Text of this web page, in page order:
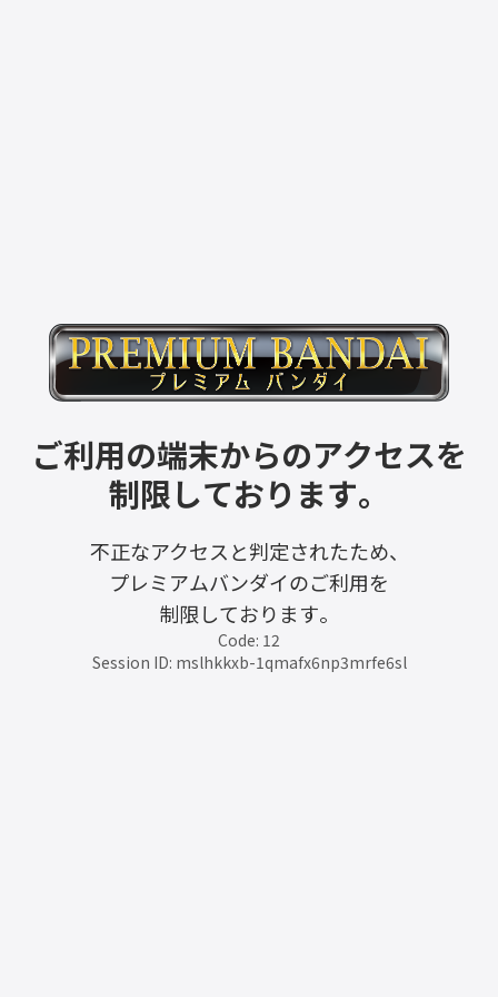
ご利用の端末からのアクセスを
制限しております。
不正なアクセスと判定されたため、
プレミアムバンダイのご利用を
制限しております。
Code: 12
Session ID: mslhkkxb-1qmafx6np3mrfe6sl